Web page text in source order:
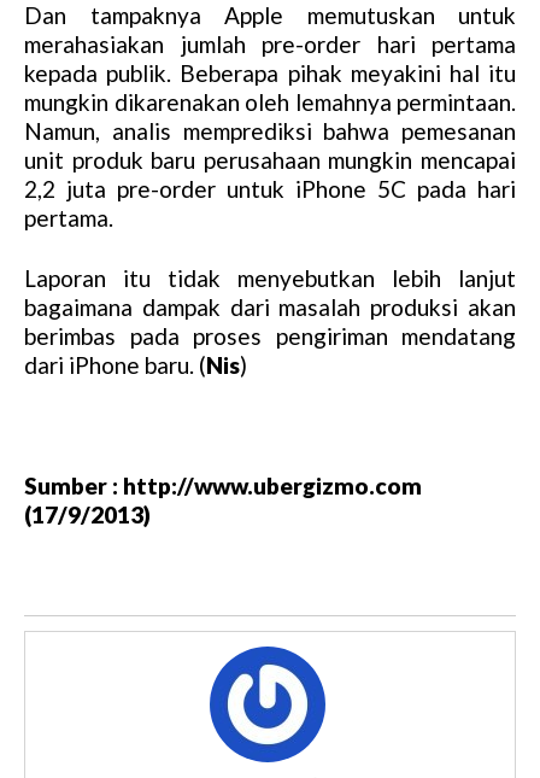
M
t
e
Dan tampaknya Apple memutuskan untuk
merahasiakan jumlah pre-order hari pertama
kepada publik. Beberapa pihak meyakini hal itu
mungkin dikarenakan oleh lemahnya permintaan.
Namun, analis memprediksi bahwa pemesanan
unit produk baru perusahaan mungkin mencapai
2,2 juta pre-order untuk iPhone 5C pada hari
pertama.
Laporan itu tidak menyebutkan lebih lanjut
bagaimana dampak dari masalah produksi akan
berimbas pada proses pengiriman mendatang
dari iPhone baru. (Nis)
Sumber : http://www.ubergizmo.com
(17/9/2013)